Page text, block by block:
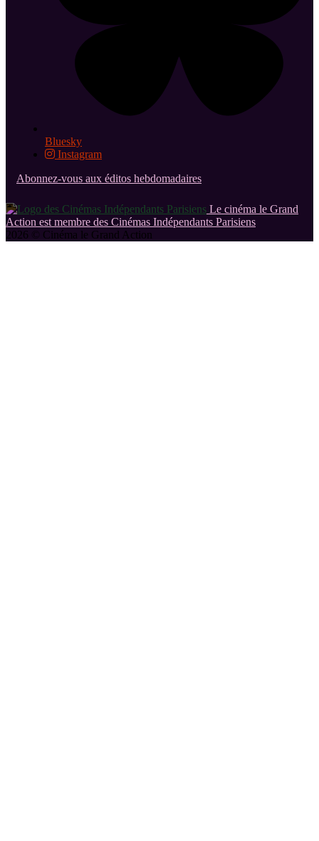
Bluesky
Instagram
Abonnez-vous aux éditos hebdomadaires
Le cinéma le Grand
Action est membre des Cinémas Indépendants Parisiens
2026 © Cinéma le Grand Action